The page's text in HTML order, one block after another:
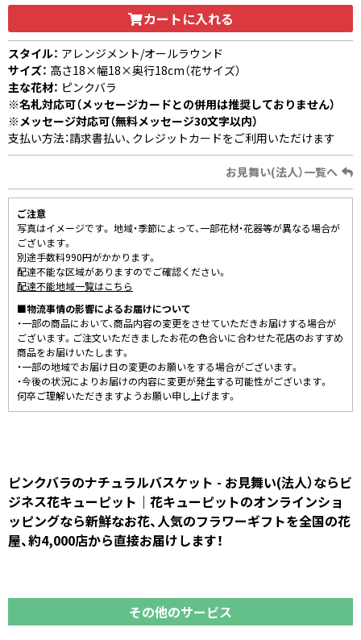
カートに入れる
スタイル： アレンジメント/オールラウンド
サイズ： 高さ18×幅18×奥行18cm（花サイズ）
主な花材： ピンクバラ
※名札対応可（メッセージカードとの併用は推奨しておりません）
※メッセージ対応可（無料メッセージ30文字以内）
支払い方法：請求書払い、クレジットカードをご利用いただけます
お見舞い(法人）一覧へ
ご注意
写真はイメージです。 地域・季節によって、一部花材・花器等が異なる場合が
ございます。
別途手数料990円がかかります。
配達不能な区域がありますのでご確認ください。
配達不能地域一覧はこちら
■物流事情の影響によるお届けについて
・一部の商品において、商品内容の変更をさせていただきお届けする場合が
ございます。ご注文いただきましたお花の色合いに合わせた花店のおすすめ
商品をお届けいたします。
・一部の地域でお届け日の変更のお願いをする場合がございます。
・今後の状況によりお届けの内容に変更が発生する可能性がございます。
何卒ご理解いただきますようお願い申し上げます。
ピンクバラのナチュラルバスケット - お見舞い(法人）ならビ
ジネス花キューピット｜花キューピットのオンラインショ
ッピングなら新鮮なお花、人気のフラワーギフトを全国の花
屋、約4,000店から直接お届けします！
その他のサービス